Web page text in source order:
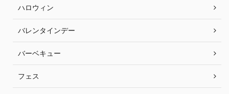
ハロウィン
バレンタインデー
バーベキュー
フェス